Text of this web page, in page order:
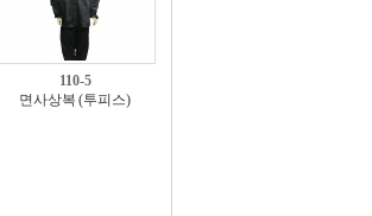
110-5
면사상복 (투피스)